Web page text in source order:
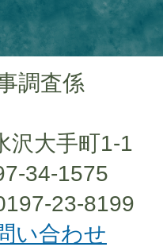
調査係
沢大手町1-1
34-1575
23-8199
い合わせ